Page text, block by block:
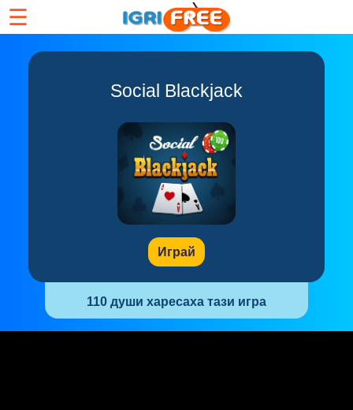
☰
Social Blackjack
Играй
110 души харесаха тази игра